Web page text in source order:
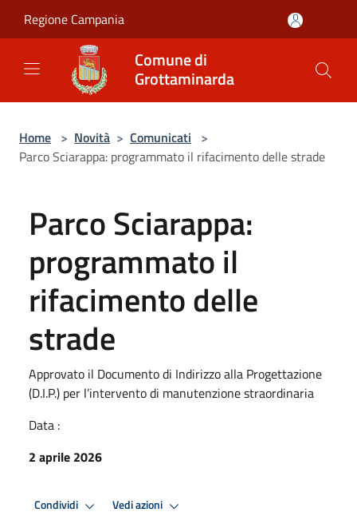
Regione Campania
Comune di
Grottaminarda
Home > Novità > Comunicati >
Parco Sciarappa: programmato il rifacimento delle strade
Parco Sciarappa:
programmato il
rifacimento delle
strade
Approvato il Documento di Indirizzo alla Progettazione
(D.I.P.) per l’intervento di manutenzione straordinaria
Data :
2 aprile 2026
Condividi Vedi azioni